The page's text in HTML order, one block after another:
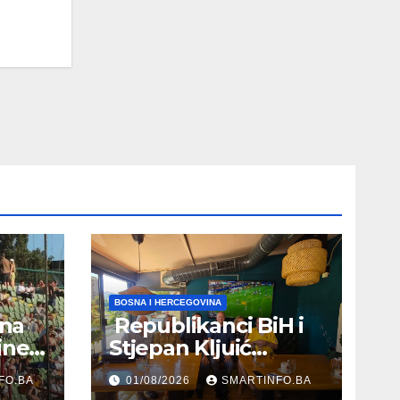
BOSNA I HERCEGOVINA
Republikanci BiH i
Stjepan Kljuić
razgovarali o
evropskom putu
01/08/2026 SMARTINFO.BA